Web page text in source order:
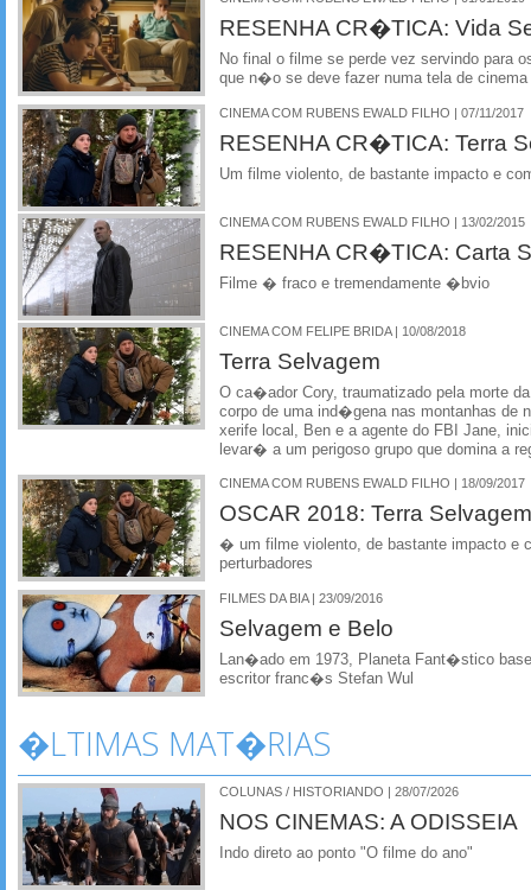
RESENHA CR�TICA: Vida
No final o filme se perde vez servindo para
que n�o se deve fazer numa tela de cinema
CINEMA COM RUBENS EWALD FILHO | 07/11/2017
RESENHA CR�TICA: Terra
Um filme violento, de bastante impacto e
CINEMA COM RUBENS EWALD FILHO | 13/02/2015
RESENHA CR�TICA: Carta
Filme � fraco e tremendamente �bvio
CINEMA COM FELIPE BRIDA | 10/08/2018
Terra Selvagem
O ca�ador Cory, traumatizado pela morte
corpo de uma ind�gena nas montanhas de
xerife local, Ben e a agente do FBI Jane,
levar� a um perigoso grupo que domina a
CINEMA COM RUBENS EWALD FILHO | 18/09/2017
OSCAR 2018: Terra
� um filme violento, de bastante impacto e
perturbadores
FILMES DA BIA | 23/09/2016
Selvagem e Belo
Lan�ado em 1973, Planeta Fant�stico
escritor franc�s Stefan Wul
�LTIMAS MAT�RIAS
COLUNAS / HISTORIANDO | 28/07/2026
NOS CINEMAS: A ODISSEIA
Indo direto ao ponto "O filme do ano"